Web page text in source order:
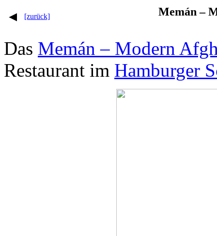
[zurück] Memán –
Das Memán – Modern
Restaurant im Hamburger